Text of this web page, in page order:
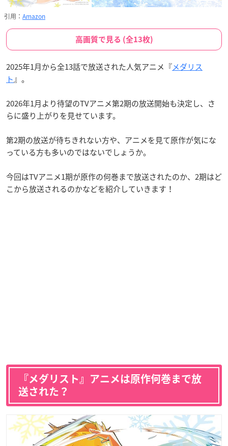
引用： Amazon
高画質で見る (全13枚)
2025年1月から全13話で放送された人気アニメ『メダリス
ト』。
2026年1月より待望のTVアニメ第2期の放送開始も決定し、さ
らに盛り上がりを見せています。
第2期の放送が待ちきれない方や、アニメを見て原作が気にな
っている方も多いのではないでしょうか。
今回はTVアニメ1期が原作の何巻まで放送されたのか、2期はど
こから放送されるのかなどを紹介していきます！
『メダリスト』アニメは原作何巻まで放
送された？